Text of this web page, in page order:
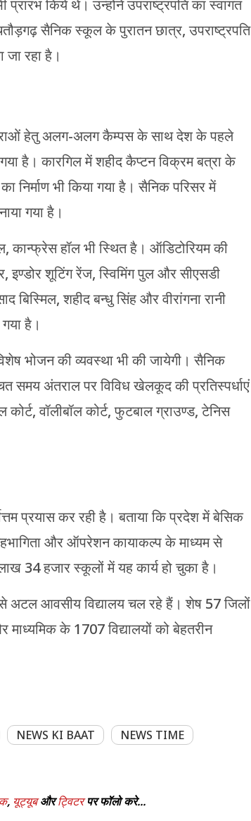
किये थे। उन्होंने उपराष्ट्रपति का स्वागत
सैनिक स्कूल के पुरातन छात्र, उपराष्ट्रपति
रहा है।
हेतु अलग-अलग कैम्पस के साथ देश के पहले
है। कारगिल में शहीद कैप्टन विक्रम बत्रा के
भी किया गया है। सैनिक परिसर में
गया है।
कान्फ्रेस हॉल भी स्थित है। ऑडिटोरियम की
इण्डोर शूटिंग रेंज, स्विमिंग पुल और सीएसडी
बिस्मिल, शहीद बन्धु सिंह और वीरांगना रानी
है।
भोजन की व्यवस्था भी की जायेगी। सैनिक
समय अंतराल पर विविध खेलकूद की प्रतिस्पर्धाएं
वॉलीबॉल कोर्ट, फुटबाल ग्राउण्ड, टेनिस
प्रयास कर रही है। बताया कि प्रदेश में बेसिक
और ऑपरेशन कायाकल्प के माध्यम से
34 हजार स्कूलों में यह कार्य हो चुका है।
अटल आवसीय विद्यालय चल रहे हैं। शेष 57 जिलों
के 1707 विद्यालयों को बेहतरीन
NEWS KI BAAT
NEWS TIME
, यूट्यूबऔरट्विटरपर फॉलो करे...